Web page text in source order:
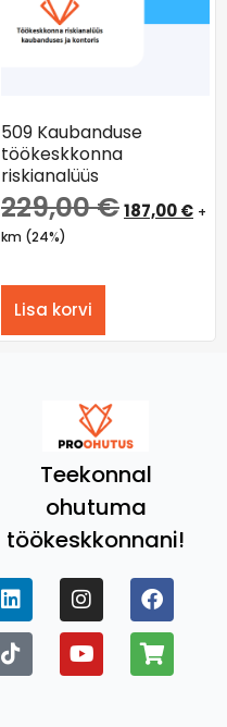
509 Kaubanduse
töökeskkonna
riskianalüüs
229,00€187,00€ +
km (24%)
Lisa korvi
Teekonnal
ohutuma
töökeskkonnani!